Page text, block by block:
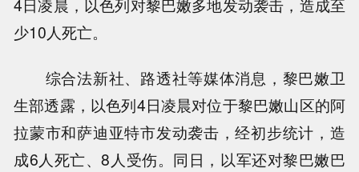
4日凌晨，以色列对黎巴嫩多地发动袭击，造成至
少10人死亡。
综合法新社、路透社等媒体消息，黎巴嫩卫
生部透露，以色列4日凌晨对位于黎巴嫩山区的阿
拉蒙市和萨迪亚特市发动袭击，经初步统计，造
成6人死亡、8人受伤。同日，以军还对黎巴嫩巴